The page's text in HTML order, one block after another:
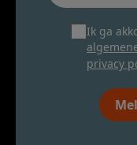
Ik ga
privacy